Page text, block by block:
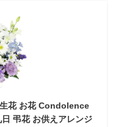
花 お花 Condolence
弔花 お供えアレンジ